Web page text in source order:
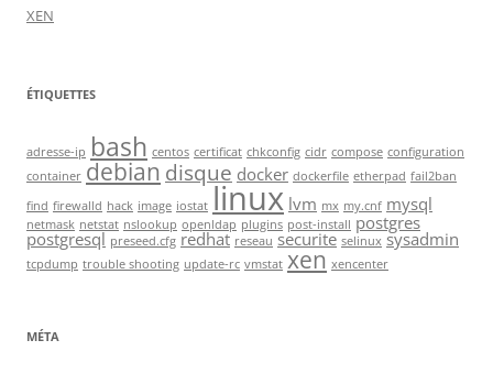
XEN
ÉTIQUETTES
adresse-ip bash centos certificat chkconfig cidr compose configuration
container debian disque docker dockerfile etherpad fail2ban
find firewalld hack image iostat linux lvm mx my.cnf mysql
netmask netstat nslookup openldap plugins post-install postgres
postgresql preseed.cfg redhat reseau securite selinux sysadmin
tcpdump trouble shooting update-rc vmstat xen xencenter
MÉTA